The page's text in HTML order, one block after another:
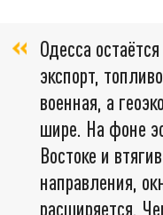
Одесса
экспорт,
военная, а
шире. На фоне
Востоке и
направления,
расширяется.